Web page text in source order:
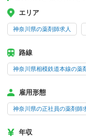
エリア
神奈川県の薬剤師求人
路線
神奈川県相模鉄道本線の薬
雇用形態
神奈川県の正社員の薬剤師
年収